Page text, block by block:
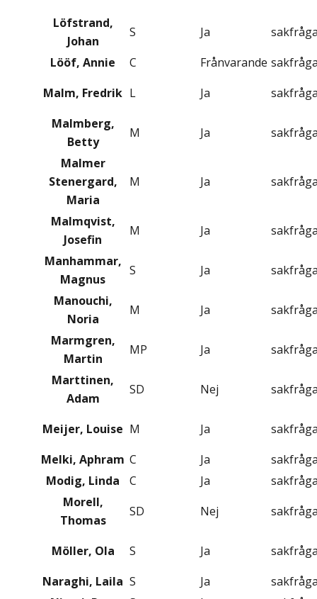
Löfstrand,
Johan
S Ja
Lööf, Annie
C Frånvarande
Malm, Fredrik L Ja
Malmberg,
Betty
M Ja
Malmer
Stenergard,
Maria
M Ja
Malmqvist,
Josefin
M Ja
Manhammar,
Magnus
S Ja
Manouchi,
Noria
M Ja
Marmgren,
Martin
MP Ja
Marttinen,
Adam
SD Nej
Meijer, Louise M Ja
Melki, Aphram C Ja
Modig, Linda
C Ja
Morell,
Thomas
SD Nej
Möller, Ola S Ja
Naraghi, Laila S Ja